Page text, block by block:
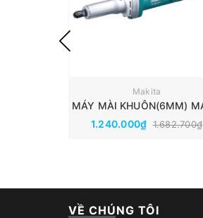
Makita
1.240.000₫ 1.682.700₫
VỀ CHÚNG TÔI